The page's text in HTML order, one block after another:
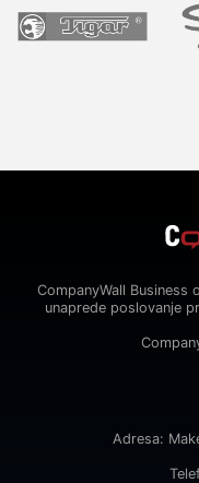
CompanyWall Business
unaprede poslovanje
Adresa: